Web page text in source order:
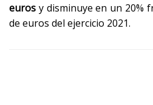
euros y disminuye en un 20%
de euros del ejercicio 2021.